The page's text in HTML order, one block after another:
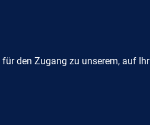
den Zugang zu unserem, auf Ihr